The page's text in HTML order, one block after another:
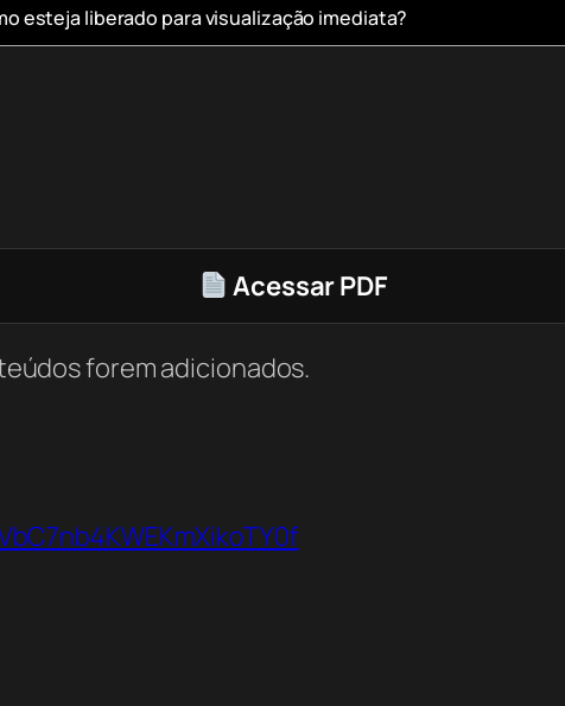
esteja liberado para visualização imediata?
Acessar PDF
forem adicionados.